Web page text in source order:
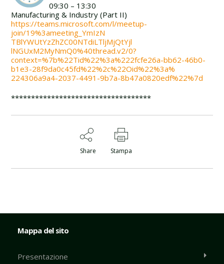
09:30 – 13:30
Manufacturing & Industry (Part II)
https://teams.microsoft.com/l/meetup-
join/19%3ameeting_YmIzN
TBlYWUtYzZhZC00NTdiLTljMjQtYjl
lNGUxM2MyNmQ0%40thread.v2/0?
context=%7b%22Tid%22%3a%222fcfe26a-bb62-46b0-
b1e3-28f9da0c45fd%22%2c%22Oid%22%3a%
224306a9a4-2037-4491-9b7a-8b47a0820edf%22%7d
***********************************
Share Stampa
Mappa del sito
Presentazione